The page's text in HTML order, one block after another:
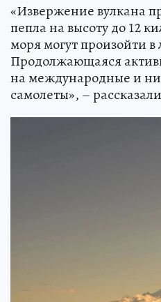
«Извержение вулкана
пепла на высоту до 12
моря могут произойти
Продолжающаяся
на международные и
самолеты», –